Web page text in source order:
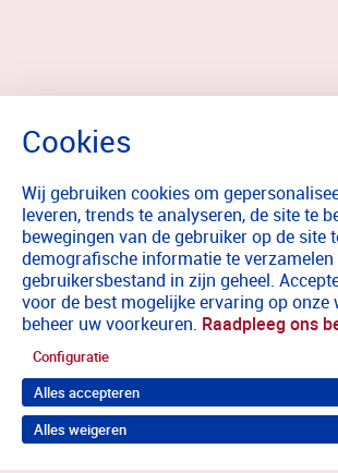
Wij gebruiken cookies om
leveren, trends te analyseren, de site te
bewegingen van de gebruiker op de site
demografische informatie te
gebruikersbestand in zijn geheel.
voor de best mogelijke ervaring op onze
beheer uw voorkeuren. Raadpleeg ons
Configuratie
Alles accepteren
Alles weigeren